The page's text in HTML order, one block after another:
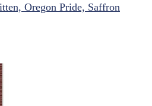
Oregon Pride, Saffron